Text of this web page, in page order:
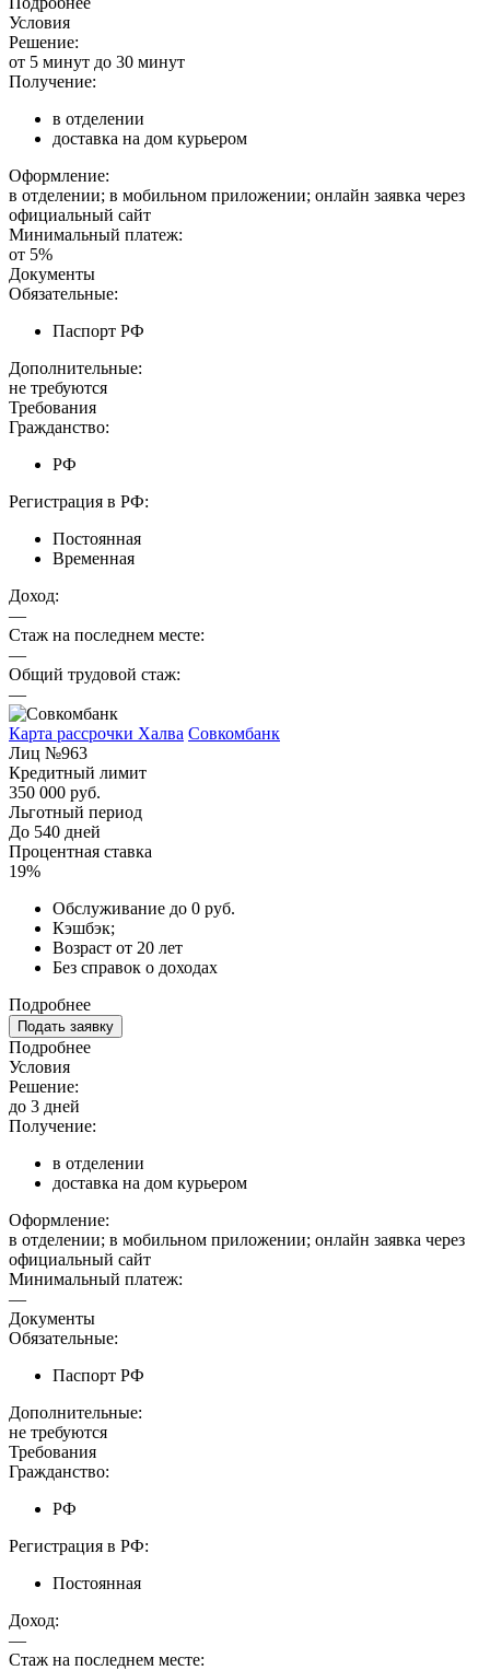
Условия
Решение:
от 5 минут до 30 минут
Получение:
в отделении
доставка на дом курьером
Оформление:
в отделении; в мобильном приложении; онлайн заявка через
официальный сайт
Минимальный платеж:
от 5%
Документы
Обязательные:
Паспорт РФ
Дополнительные:
не требуются
Требования
Гражданство:
РФ
Регистрация в РФ:
Постоянная
Временная
Доход:
—
Стаж на последнем месте:
—
Общий трудовой стаж:
—
Карта рассрочки Халва Совкомбанк
Лиц №963
Кредитный лимит
350 000 руб.
Льготный период
До 540 дней
Процентная ставка
19%
Обслуживание до 0 руб.
Кэшбэк;
Возраст от 20 лет
Без справок о доходах
Подробнее
Подать заявку
Подробнее
Условия
Решение:
до 3 дней
Получение:
в отделении
доставка на дом курьером
Оформление:
в отделении; в мобильном приложении; онлайн заявка через
официальный сайт
Минимальный платеж:
—
Документы
Обязательные:
Паспорт РФ
Дополнительные:
не требуются
Требования
Гражданство:
РФ
Регистрация в РФ:
Постоянная
Доход:
—
Стаж на последнем месте: